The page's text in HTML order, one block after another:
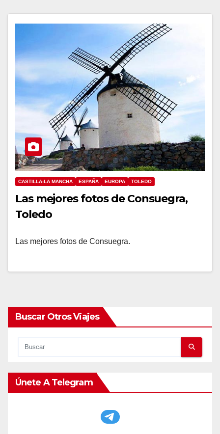
CASTILLA-LA MANCHA ESPAÑA EUROPA TOLEDO
Las mejores fotos de Consuegra,
Toledo
Las mejores fotos de Consuegra.
Buscar Otros Viajes
Únete A Telegram